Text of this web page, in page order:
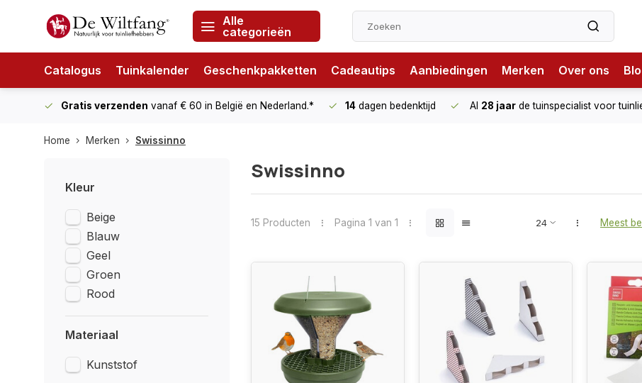
Alle
categorieën
Catalogus Tuinkalender Geschenkpakketten Cadeautips Aanbiedingen Merken Over ons
Gratis verzenden vanaf € 60 in België en Nederland.* 14 dagen bedenktijd Al 28 jaar de tuinspecialist voor
Home Merken Swissinno
Kleur
Beige
Blauw
Geel
Groen
Rood
Materiaal
Kunststof
Swissinno
15 Producten Pagina 1 van 1 Meest